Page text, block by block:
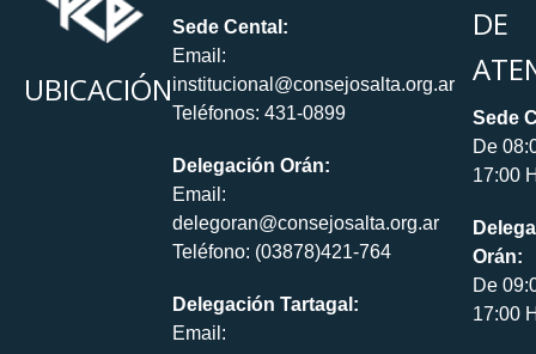
UBICACIÓN
Sede Cental:
Email:
institucional@consejosalta.org.ar
Teléfonos: 431-0899
Delegación Orán:
Email:
delegoran@consejosalta.org.ar
Teléfono: (03878)421-764
Delegación Tartagal:
Email:
DE
Sede
De
17:00
Orán:
De
17:00